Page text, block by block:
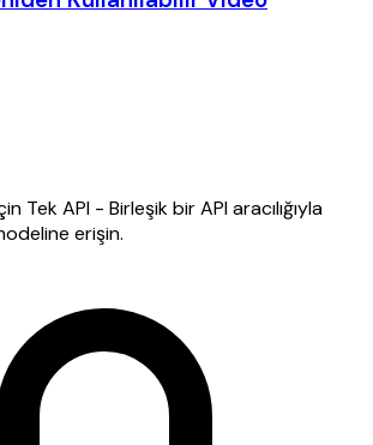
Tek API - Birleşik bir API aracılığıyla
erişin.